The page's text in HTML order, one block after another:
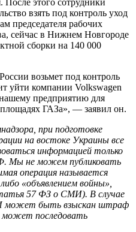
взять под контроль уход
председателя рабочих
сейчас в Нижнем Новгороде
сборки на 140 000
возьмет под контроль
уйти компании Volkswagen
предприятию для
ГАЗа», — заявил он.
при подготовке
на востоке Украины все
информацией только
Мы не можем публиковать
операция называется
«объявлением войны»,
57 ФЗ о СМИ). В случае
может быть взыскан штраф
может последовать